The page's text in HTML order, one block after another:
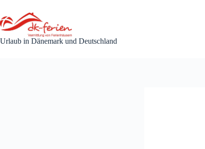
springen
Urlaub in Dänemark und Deutschland